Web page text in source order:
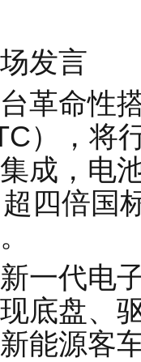
发言
革命性
），将
成，电
四倍国
一代电
底盘、
能源客